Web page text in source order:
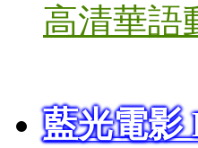
高清華語
藍光電影